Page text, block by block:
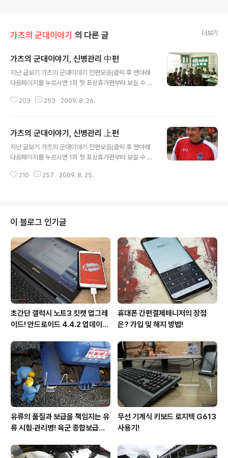
가츠의 군대이야기 의 다른 글 더보기
가츠의 군대이야기, 신병관리 中편
지난 글보기 가츠의 군대이야기 전편모음(클릭 후 맨아래
다음페이지를 누르시면 1회 첫 포상휴가편부터 보실 수 있
계속 이야기해보겠습니다. 지난 편을 안 읽은 분은 먼저 신
사건을 재구성하여 작성하고 있습니다. 고로 예전 글을 안
읽으시고 바로 보셔도 무방합니다. 시간적 여유가 있으신
분은 윗부분에 위치한 지난 글보기를 이용해주세요! 어느
에 있는지 코빼기도 비치지 않았다. 나는 신병들을 데리고
203 253 2009. 8. 26.
가츠의 군대이야기, 신병관리 上편
지난 글보기 가츠의 군대이야기 전편모음(클릭 후 맨아래
다음페이지를 누르시면 1회 첫 포상휴가편부터 보실 수 있
던 이야기를 해보겠습니다. 언제나처럼 시간적 순서에 따
치한 지난 글보기를 이용해주세요! 때는 06년 05월, 상병
5개월차의 천상 군인이었다. 대충 삽을 잡아도 엣지가 철
철 넘쳤다. 군복이 더 잘 어울리고, 군대 용어가 더 익숙한
시점이었다. 일과시간이 시작되는 오전, 내무실에서 대기
를 하고 있었다. 오늘은 대대 탄약고 주변을 재보수하는 아
주 타이트한 작업이 우리를 기다리고 있..
210 257 2009. 8. 25.
이 블로그 인기글
초간단 갤럭시 노트3 킷캣 업그레
이드! 안드로이드 4.4.2 업데이트
휴대폰 간편결제매니저의 장점
은? 가입 및 해지 방법!
유류의 품질과 보급을 책임지는 유
류 시험·관리병! 육군 종합보급창
무선 기계식 키보드 로지텍 G613
사용기!